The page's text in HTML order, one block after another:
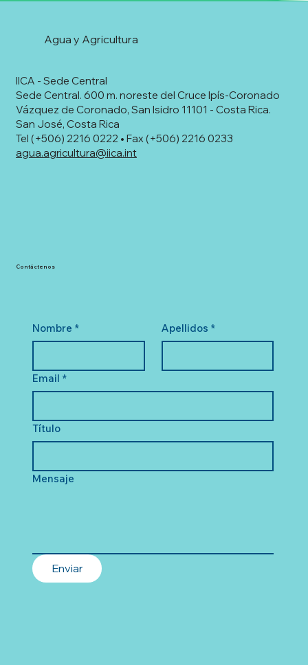
IICA - Sede Central
Sede Central. 600 m. noreste del Cruce Ipís-Coronado
Vázquez de Coronado, San Isidro 11101 - Costa Rica.
San José, Costa Rica
Tel (+506) 2216 0222 • Fax (+506) 2216 0233
agua.agricultura@iica.int
Agua y Agricultura
Nombre * Apellidos *
Email *
Título
Mensaje
Enviar
Contáctenos